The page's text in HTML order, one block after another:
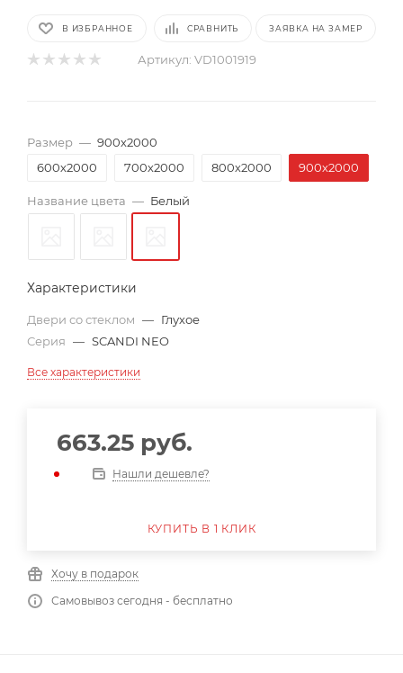
В ИЗБРАННОЕ СРАВНИТЬ ЗАЯВКА НА ЗАМЕР
Артикул: VD1001919
Размер — 900х2000
600х2000
700х2000 800х2000 900х2000
Название цвета — Белый
Характеристики
Двери со стеклом — Глухое
Серия — SCANDI NEO
Все характеристики
663.25 руб.
Нашли дешевле?
КУПИТЬ В 1 КЛИК
Хочу в подарок
Самовывоз сегодня - бесплатно